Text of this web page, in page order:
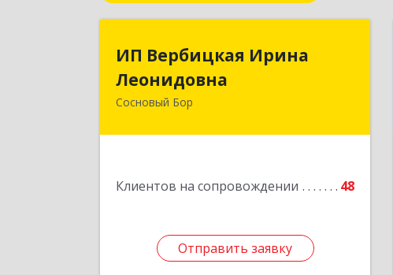
ИП Вербицкая Ирина
Леонидовна
Сосновый Бор
Клиентов на сопровождении 48
Отправить заявку
ИП Вербицкая Ирина
Леонидовна
189540, Сосновый Бор г, Героев пр-кт,
Отправить заявку